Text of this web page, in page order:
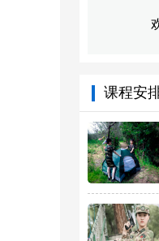
课程安